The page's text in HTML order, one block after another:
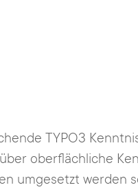
TYPO3
oberflächliche
umgesetzt werden